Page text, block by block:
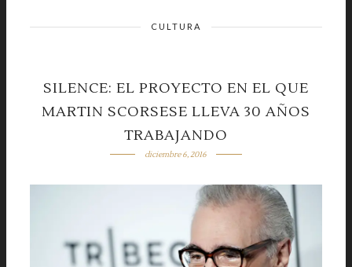
CULTURA
SILENCE: EL PROYECTO EN EL QUE
MARTIN SCORSESE LLEVA 30 AÑOS
TRABAJANDO
diciembre 6, 2016